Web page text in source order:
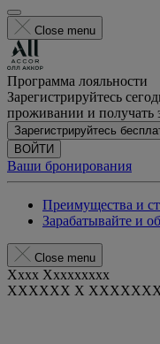
Close menu
Программа лояльности
Зарегистрируйтесь
проживании и получать
Зарегистрируйтесь
ВОЙТИ
Ваши бронирования
Преимущества и
Зарабатывайте и
Close menu
Xxxx Xxxxxxxxx
XXXXXX X